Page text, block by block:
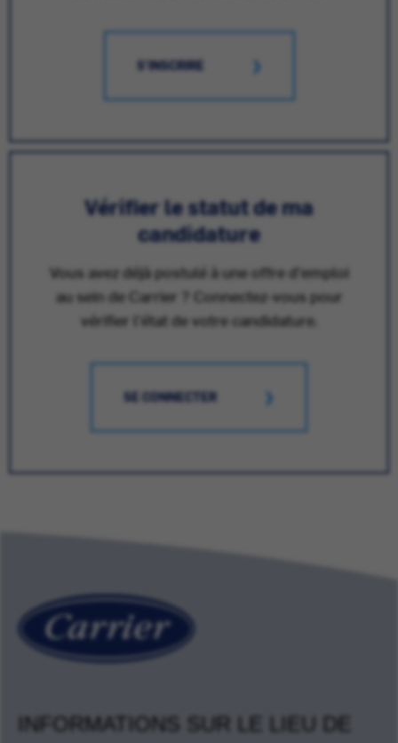
S'INSCRIRE
Vérifier le statut de ma
candidature
Vous avez déjà postulé à une offre d'emploi
au sein de Carrier ? Connectez-vous pour
vérifier l'état de votre candidature.
SE CONNECTER
INFORMATIONS SUR LE LIEU DE